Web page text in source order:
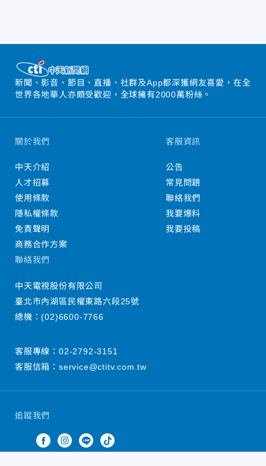
新聞、影音、節目、直播、社群及App都深獲網友喜愛，在全
世界各地華人亦頗受歡迎，全球擁有2000萬粉絲。
追蹤我們
關於我們
中天介紹
人才招募
使用條款
隱私權條款
免責聲明
商務合作方案
客服資訊
公告
常見問題
聯絡我們
我要爆料
我要投稿
聯絡我們
中天電視股份有限公司
臺北市內湖區民權東路六段25號
總機：(02)6600-7766
客服專線： 02-2792-3151
客服信箱： service@ctitv.com.tw